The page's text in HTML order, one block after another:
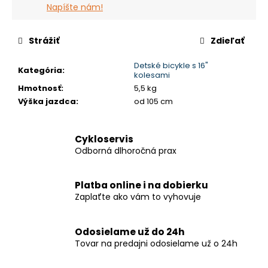
Napíšte nám!
Kategória:
Detské bicykle s 16"
kolesami
Hmotnosť:
5,5 kg
Výška jazdca: od 105 cm
Strážiť Zdieľať
Cykloservis
Odborná dlhoročná prax
Platba online i na dobierku
Zaplaťte ako vám to vyhovuje
Odosielame už do 24h
Tovar na predajni odosielame už o 24h
e
LIBERTY
E-
HYPERION